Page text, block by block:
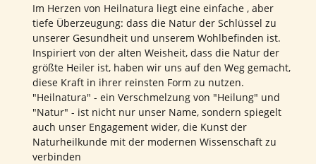
Im Herzen von Heilnatura liegt eine einfache , aber
tiefe Überzeugung: dass die Natur der Schlüssel zu
unserer Gesundheit und unserem Wohlbefinden ist.
Inspiriert von der alten Weisheit, dass die Natur der
größte Heiler ist, haben wir uns auf den Weg gemacht,
diese Kraft in ihrer reinsten Form zu nutzen.
"Heilnatura" - ein Verschmelzung von "Heilung" und
"Natur" - ist nicht nur unser Name, sondern spiegelt
auch unser Engagement wider, die Kunst der
Naturheilkunde mit der modernen Wissenschaft zu
verbinden